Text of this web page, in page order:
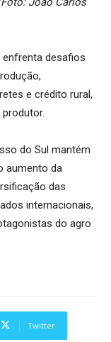
desafios
e crédito rural,
do Sul mantém
aumento da
das
internacionais,
do agro
Twitter